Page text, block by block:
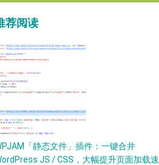
荐阅读
「静态文件」插件：一键合并
JS / CSS，大幅提升页面加载速